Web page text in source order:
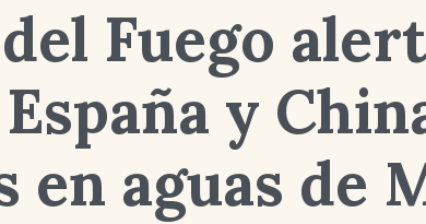
Fuego
y
en aguas de